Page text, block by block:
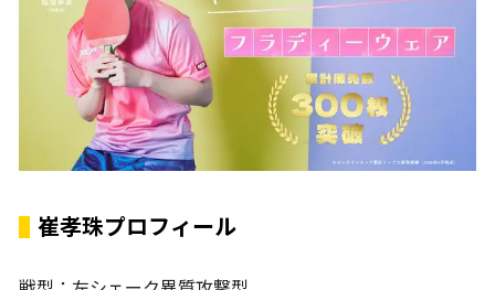
崔孝珠プロフィール